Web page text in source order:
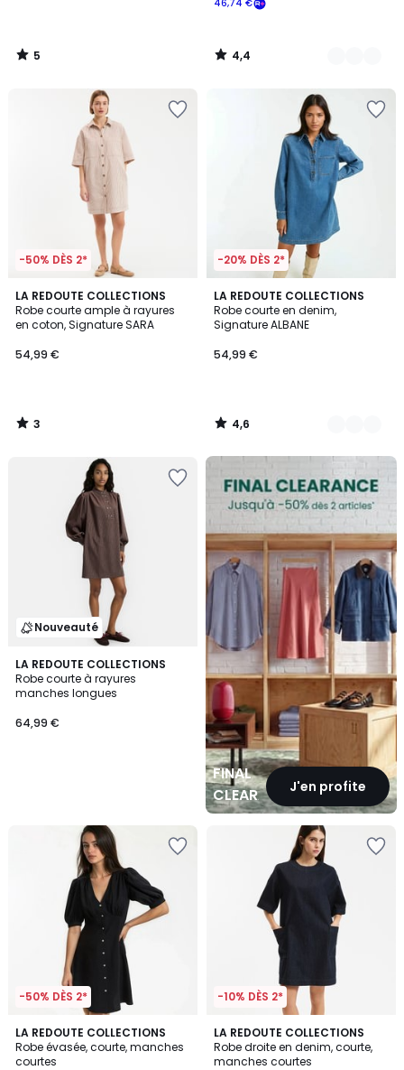
5
/
46,74 €
4,4
/
-50% DÈS 2*
LA REDOUTE COLLECTIONS
Robe courte ample à rayures
en coton, Signature SARA
54,99 €
3
/
5
3
/
-20% DÈS 2*
LA REDOUTE COLLECTIONS
Robe courte en denim,
Signature ALBANE
54,99 €
4,6
/ 5
2
Couleurs
4,6
/
Nouveauté
LA REDOUTE COLLECTIONS
Robe courte à rayures
manches longues
64,99 €
FINAL
CLEARANCEJ'en profite
FINAL
CLEARANCE
-50% DÈS 2*
LA REDOUTE COLLECTIONS
Robe évasée, courte, manches
courtes
2
/
5
2
Couleurs
-10% DÈS 2*
LA REDOUTE COLLECTIONS
Robe droite en denim, courte,
manches courtes
3,5
/ 5